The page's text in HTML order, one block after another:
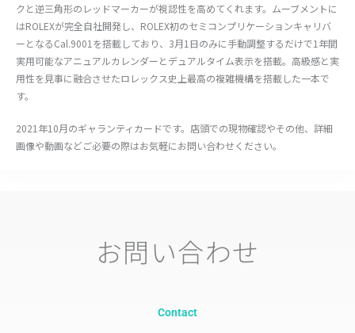
クと逆三角形のレッドマーカーが視認性を高めてくれます。ムーブメントに
はROLEXが完全自社開発し、ROLEX初のセミコンプリケーションキャリバ
ーとなるCal.9001を搭載しており、3月1日のみに手動調整するだけで1年間
実用可能なアニュアルカレンダーとデュアルタイム表示を搭載。高級感と実
用性を見事に融合させたロレックス史上最高の複雑機構を搭載した一本で
す。
2021年10月のギャランティカードです。店頭での現物確認やその他、詳細
画像や動画などご必要の際はお気軽にお問い合わせください。
お問い合わせ
Contact